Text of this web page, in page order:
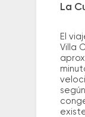
La
El
Villa